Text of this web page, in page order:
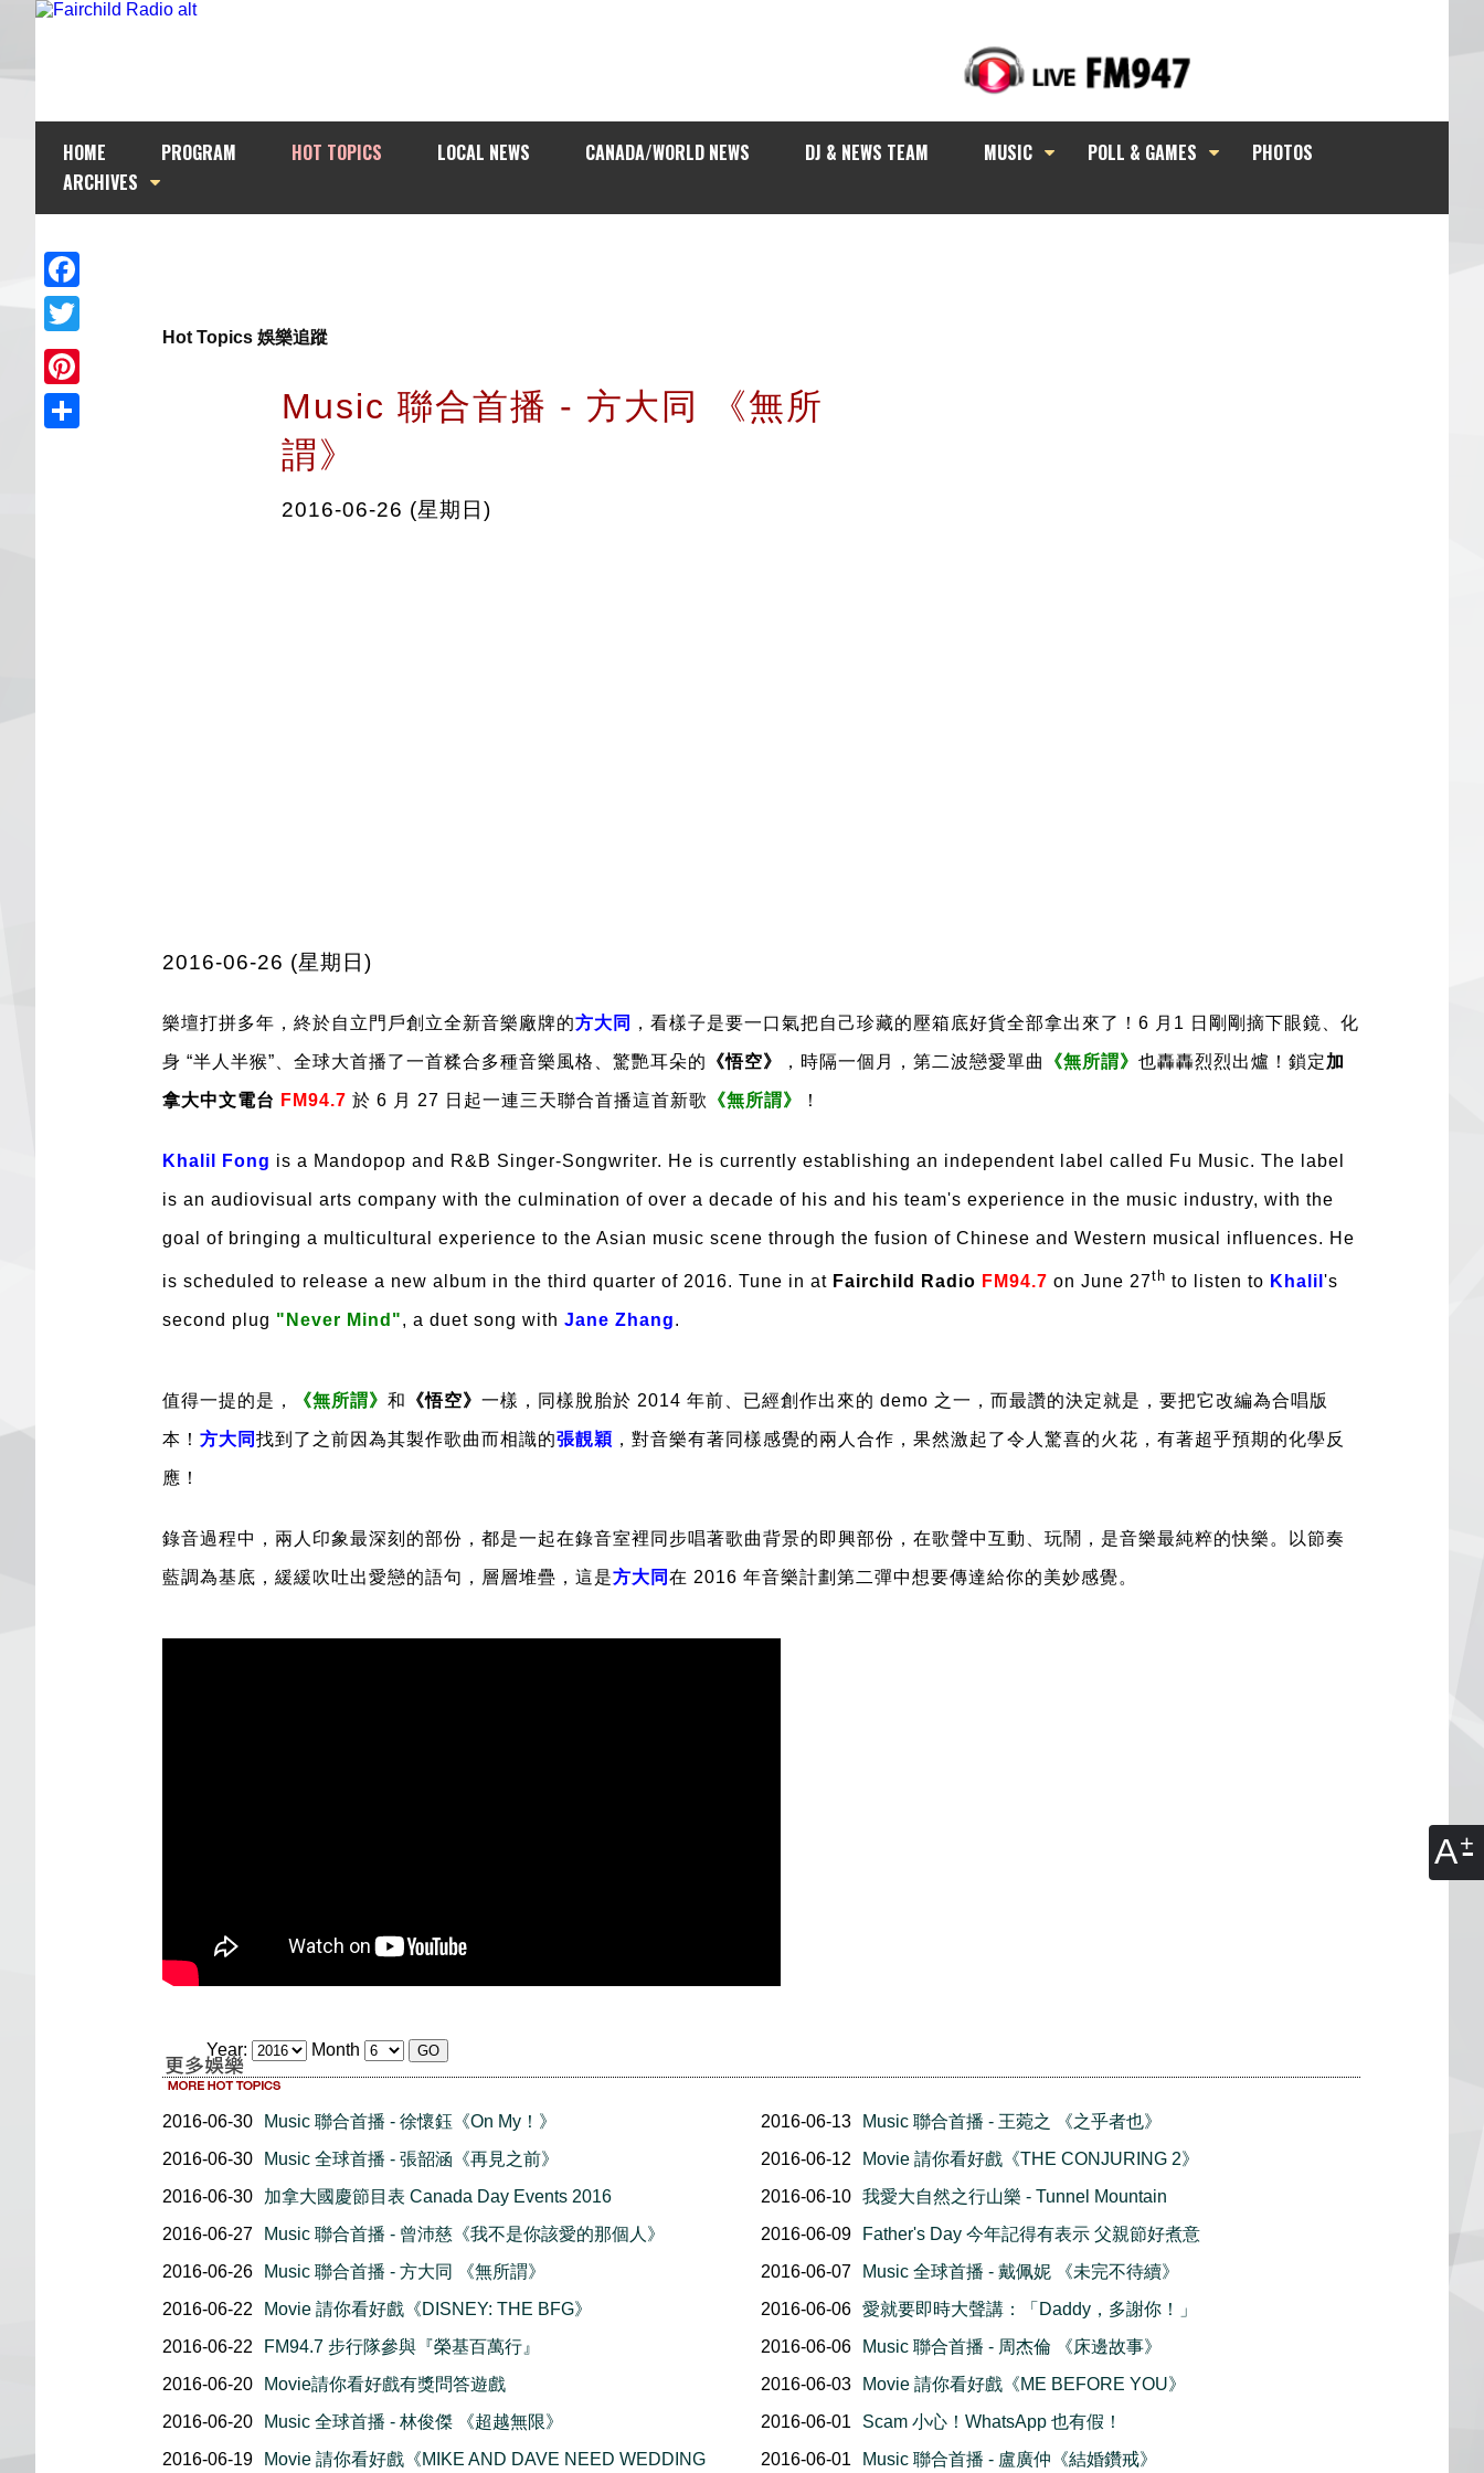
A
HOME PROGRAM HOT TOPICS LOCAL NEWS CANADA/WORLD NEWS DJ & NEWS TEAM MUSIC POLL & GAMES
PHOTOS
ARCHIVES
Facebook
Twitter
Pinterest
Hot Topics 娛樂追蹤
Music 聯合首播 - 方大同 《無所
謂》
2016-06-26 (星期日)
2016-06-26 (星期日)
樂壇打拼多年，終於自立門戶創立全新音樂廠牌的方大同 ，看樣子是要一口氣把自己珍藏的壓箱底好貨全部拿出來了 ！ 6 月 1 日剛剛摘下眼鏡、化
身 “半人半猴”、全球大首播了一首糅合多種音樂風格、驚艷耳朵的 《悟空》 ，時隔一個月，第二波戀愛單曲 《無所謂》 也轟轟烈烈出爐 ！ 鎖定加
拿大中文電台 FM94.7 於 6 月 27 日起一連三天聯合首播這首新歌 《無所謂》 ！
Khalil Fong is a Mandopop and R&B Singer-Songwriter. He is currently establishing an independent label called Fu Music. The label
is an audiovisual arts company with the culmination of over a decade of his and his team's experience in the music industry, with the
goal of bringing a multicultural experience to the Asian music scene through the fusion of Chinese and Western musical influences. He
is scheduled to release a new album in the third quarter of 2016. Tune in at Fairchild Radio FM94.7 on June 27th to listen to Khalil 's
second plug " N ever Mind ", a duet song with Jane Zhang.
值得一提的是， 《無所謂》 和 《悟空》 一樣，同樣脫胎於 2014 年前、已經創作出來的 demo 之一，而最讚的決定就是，要把它改編為合唱版
本 ！ 方大同 找到了之前因為其製作歌曲而相識的張靚穎 ，對音樂有著同樣感覺的兩人合作，果然激起了令人驚喜的火花，有著超乎預期的化學反
應 ！
錄音過程中，兩人印象最深刻的部份，都是一起在錄音室裡同步唱著歌曲背景的即興部份，在歌聲中互動、玩鬧，是音樂最純粹的快樂。以節奏
藍調為基底，緩緩吹吐出愛戀的語句，層層堆疊，這是方大同 在 2016 年音樂計劃第二彈中想要傳達給你的美妙感覺。
Year: Month
2016-06-30
Music 聯合首播 - 徐懷鈺《On My！》
2016-06-30
Music 全球首播 - 張韶涵《再見之前》
2016-06-30
加拿大國慶節目表 Canada Day Events 2016
2016-06-27
Music 聯合首播 - 曾沛慈《我不是你該愛的那個人》
2016-06-26
Music 聯合首播 - 方大同 《無所謂》
2016-06-22
Movie 請你看好戲《DISNEY: THE BFG》
2016-06-22
FM94.7 步行隊參與『榮基百萬行』
2016-06-20
Movie請你看好戲有獎問答遊戲
2016-06-20
Music 全球首播 - 林俊傑 《超越無限》
2016-06-19
Movie 請你看好戲《MIKE AND DAVE NEED WEDDING
2016-06-13
Music 聯合首播 - 王菀之 《之乎者也》
2016-06-12
Movie 請你看好戲《THE CONJURING 2》
2016-06-10
我愛大自然之行山樂 - Tunnel Mountain
2016-06-09
Father's Day 今年記得有表示 父親節好煮意
2016-06-07
Music 全球首播 - 戴佩妮 《未完不待續》
2016-06-06
愛就要即時大聲講：「Daddy，多謝你！」
2016-06-06
Music 聯合首播 - 周杰倫 《床邊故事》
2016-06-03
Movie 請你看好戲《ME BEFORE YOU》
2016-06-01
Scam 小心！WhatsApp 也有假！
2016-06-01
Music 聯合首播 - 盧廣仲《結婚鑽戒》